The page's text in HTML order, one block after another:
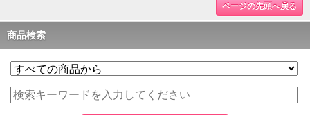
ページの先頭へ戻る
商品検索